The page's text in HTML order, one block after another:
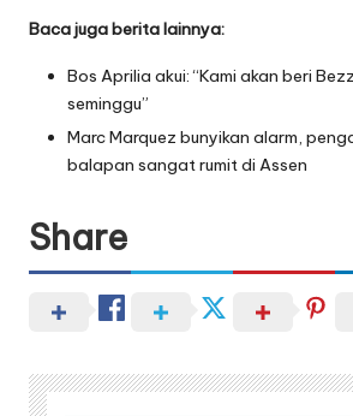
Baca juga berita lainnya:
Bos Aprilia akui: “Kami akan beri
seminggu”
Marc Marquez bunyikan alarm,
balapan sangat rumit di Assen
Share